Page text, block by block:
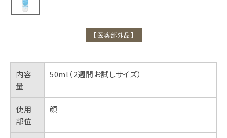
【医薬部外品】
内容
量
50ml（2週間お試しサイズ）
使用
部位
顔